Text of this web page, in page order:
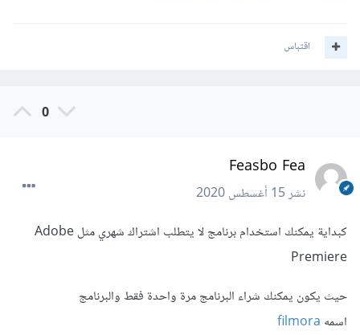
اقتباس
0
Feasbo Fea
نشر15 أغسطس 2020
كبداية يمكنك استخدام برنامج لا يتطلب اشتراك شهري مثل Adobe
Premiere
حيث يكون يمكنك شراء البرنامج مرة واحدة فقط والبرنامج
اسمه filmora